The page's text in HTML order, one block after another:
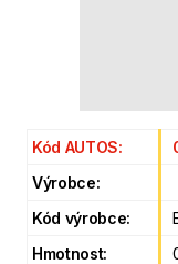
Kód AUTOS:
Výrobce:
Kód výrobce:
Hmotnost: